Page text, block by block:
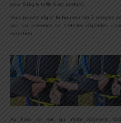
pour 54kg le taille S est parfait!).
Vous pouvez régler la hauteur via 2 sangles
sac. La présence de bretelles réglables «
maintien.
Au final un sac qui reste vraiment